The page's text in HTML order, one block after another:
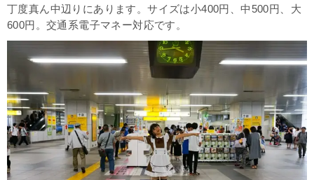
丁度真ん中辺りにあります。サイズは小400円、中500円、大
600円。交通系電子マネー対応です。